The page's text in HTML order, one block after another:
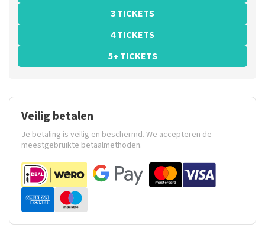
3 TICKETS
4 TICKETS
5+ TICKETS
Veilig betalen
Je betaling is veilig en beschermd. We accepteren de
meestgebruikte betaalmethoden.